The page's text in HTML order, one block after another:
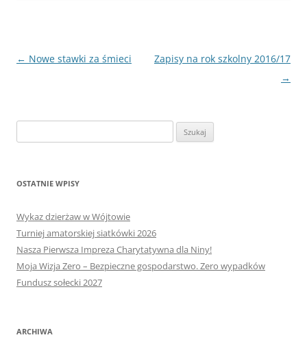
Nawigacja
← Nowe stawki za śmieci
Zapisy na rok szkolny 2016/17
→
OSTATNIE WPISY
Wykaz dzierżaw w Wójtowie
Turniej amatorskiej siatkówki 2026
Nasza Pierwsza Impreza Charytatywna dla Niny!
Moja Wizja Zero – Bezpieczne gospodarstwo. Zero wypadków
Fundusz sołecki 2027
ARCHIWA